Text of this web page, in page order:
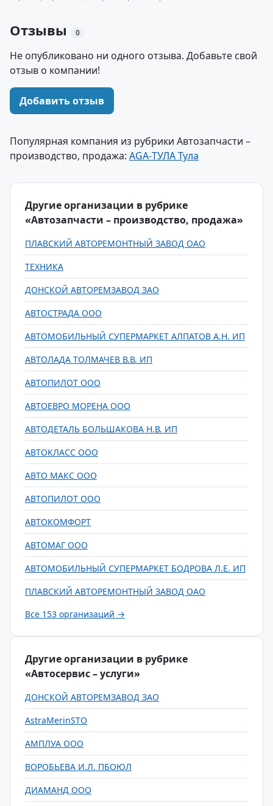
Отзывы 0
Не опубликовано ни одного отзыва. Добавьте свой
отзыв о компании!
Добавить отзыв
Популярная компания из рубрики Автозапчасти –
производство, продажа: AGA-ТУЛА Тула
Другие организации в рубрике
«Автозапчасти – производство, продажа»
ПЛАВСКИЙ АВТОРЕМОНТНЫЙ ЗАВОД ОАО
ТЕХНИКА
ДОНСКОЙ АВТОРЕМЗАВОД ЗАО
АВТОСТРАДА ООО
АВТОМОБИЛЬНЫЙ СУПЕРМАРКЕТ АЛПАТОВ А.Н. ИП
АВТОЛАДА ТОЛМАЧЕВ В.В. ИП
АВТОПИЛОТ ООО
АВТОЕВРО МОРЕНА ООО
АВТОДЕТАЛЬ БОЛЬШАКОВА Н.В. ИП
АВТОКЛАСС ООО
АВТО МАКС ООО
АВТОПИЛОТ ООО
АВТОКОМФОРТ
АВТОМАГ ООО
АВТОМОБИЛЬНЫЙ СУПЕРМАРКЕТ БОДРОВА Л.Е. ИП
ПЛАВСКИЙ АВТОРЕМОНТНЫЙ ЗАВОД ОАО
Все 153 организаций →
Другие организации в рубрике
«Автосервис – услуги»
ДОНСКОЙ АВТОРЕМЗАВОД ЗАО
AstraMerinSTO
АМПЛУА ООО
ВОРОБЬЕВА И.Л. ПБОЮЛ
ДИАМАНД ООО